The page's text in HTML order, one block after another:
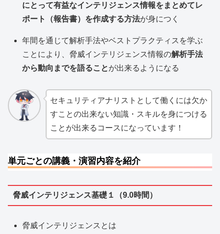
にとって有益なインテリジェンス情報をまとめてレ
ポート（報告書）を作成する方法が身につく
年間を通じて解析手法やベストプラクティスを学ぶ
ことにより、脅威インテリジェンス情報の解析手法
から動向までを語ることが出来るようになる
セキュリティアナリストとして働くには欠か
すことの出来ない知識・スキルを身につける
ことが出来るコースになっています！
単元ごとの講義・演習内容を紹介
脅威インテリジェンス基礎１（9.0時間）
脅威インテリジェンスとは